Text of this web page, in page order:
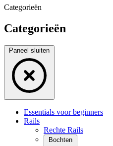
Categorieën
Categorieën
Paneel sluiten
Essentials voor beginners
Rails
Rechte Rails
Bochten